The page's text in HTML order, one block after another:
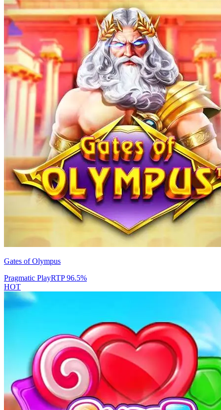
Gates of Olympus
Pragmatic PlayRTP96.5%
HOT